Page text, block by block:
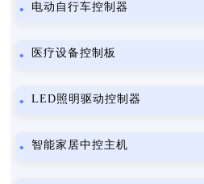
电动自行车控制器
医疗设备控制板
LED照明驱动控制器
智能家居中控主机